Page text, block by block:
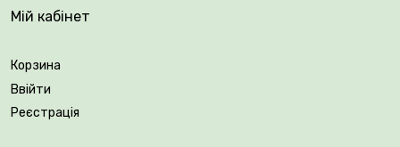
Мій кабінет
Корзина
Ввійти
Реєстрація